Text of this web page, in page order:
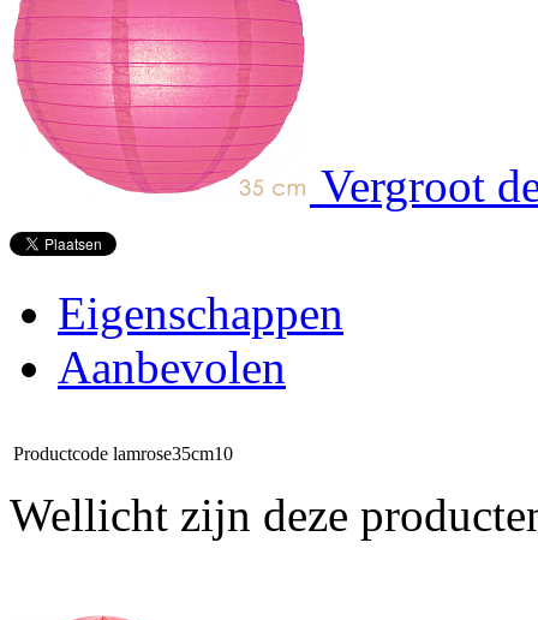
Vergroot
Eigenschappen
Aanbevolen
Productcode lamrose35cm10
Wellicht zijn deze